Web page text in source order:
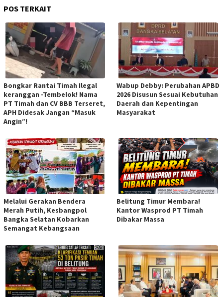
POS TERKAIT
Bongkar Rantai Timah Ilegal
keranggan -Tembelok! Nama
PT Timah dan CV BBB Terseret,
APH Didesak Jangan “Masuk
Angin”!
Wabup Debby: Perubahan APBD
2026 Disusun Sesuai Kebutuhan
Daerah dan Kepentingan
Masyarakat
Melalui Gerakan Bendera
Merah Putih, Kesbangpol
Bangka Selatan Kobarkan
Semangat Kebangsaan
Belitung Timur Membara!
Kantor Wasprod PT Timah
Dibakar Massa